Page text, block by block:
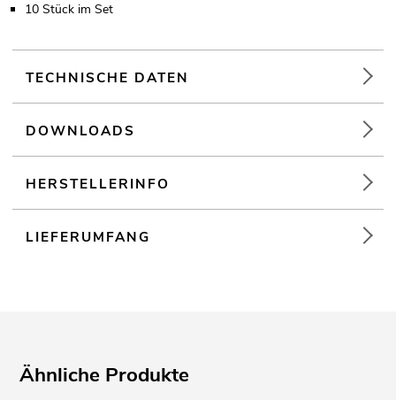
10 Stück im Set
TECHNISCHE DATEN
DOWNLOADS
HERSTELLERINFO
LIEFERUMFANG
Ähnliche Produkte